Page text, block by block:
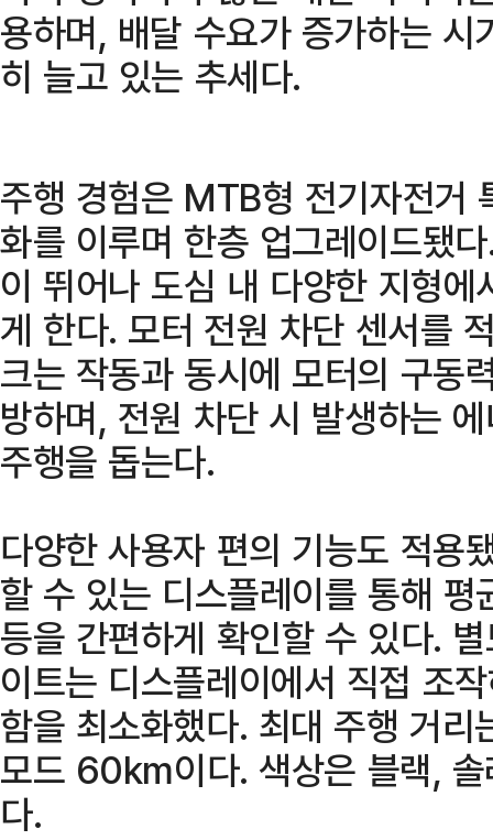
용하며, 배달 수요가 증가하는
히 늘고 있는 추세다.
주행 경험은 MTB형 전기자전거
화를 이루며 한층 업그레이드됐
이 뛰어나 도심 내 다양한 지형
게 한다. 모터 전원 차단 센서를
크는 작동과 동시에 모터의 구동
방하며, 전원 차단 시 발생하는
주행을 돕는다.
다양한 사용자 편의 기능도 적용
할 수 있는 디스플레이를 통해
등을 간편하게 확인할 수 있다.
이트는 디스플레이에서 직접 조
함을 최소화했다. 최대 주행 거
모드 60km이다. 색상은 블랙,
다.